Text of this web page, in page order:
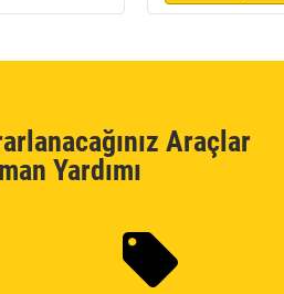
Araçlar
Yardımı